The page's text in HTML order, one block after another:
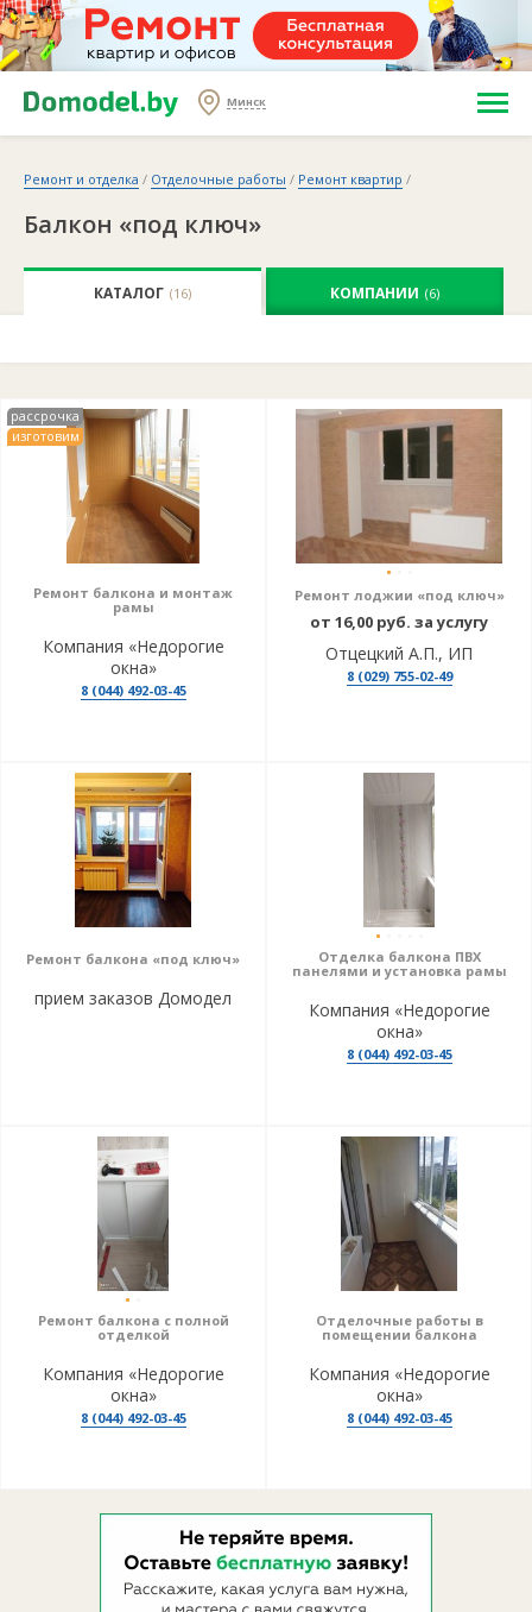
Минск
Ремонт и отделка / Отделочные работы / Ремонт квартир /
Балкон «под ключ»
КАТАЛОГ (16) КОМПАНИИ (6)
рассрочка
изготовим
Ремонт балкона и монтаж
рамы
Компания «Недорогие
окна»
8 (044) 492-03-45
Ремонт лоджии «под ключ»
от 16,00 руб. за услугу
Отцецкий А.П., ИП
8 (029) 755-02-49
Ремонт балкона «под ключ»
прием заказов Домодел
Отделка балкона ПВХ
панелями и установка рамы
Компания «Недорогие
окна»
8 (044) 492-03-45
Ремонт балкона с полной
отделкой
Компания «Недорогие
окна»
8 (044) 492-03-45
Отделочные работы в
помещении балкона
Компания «Недорогие
окна»
8 (044) 492-03-45